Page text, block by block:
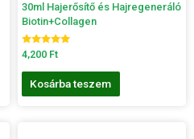
30ml Hajerősítő és Hajregeneráló
Biotin+Collagen
Értékelés:
5.00
/ 5
4,200 Ft
Kosárba teszem